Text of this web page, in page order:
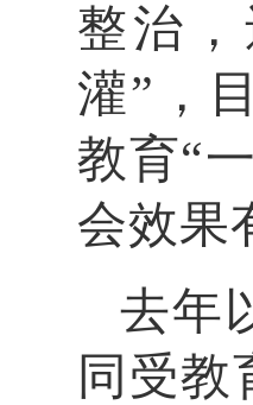
整治
灌”，
教育“
会效果
去年
同受教